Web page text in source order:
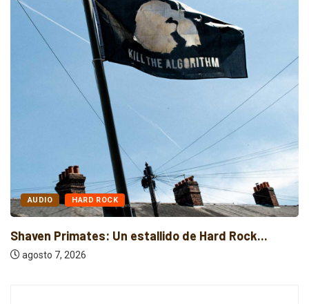
AUDIO DARK WAVE
Death Popsicle explora la alienación en el...
agosto 7, 2026